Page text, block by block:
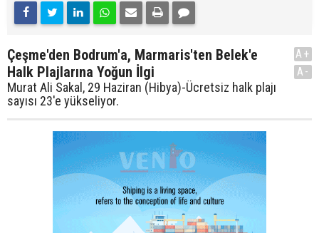
Çeşme'den Bodrum'a, Marmaris'ten Belek'e
Halk Plajlarına Yoğun İlgi
Murat Ali Sakal, 29 Haziran (Hibya)-Ücretsiz halk plajı
sayısı 23'e yükseliyor.
A+
A-